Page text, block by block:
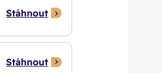
Stáhnout
Stáhnout